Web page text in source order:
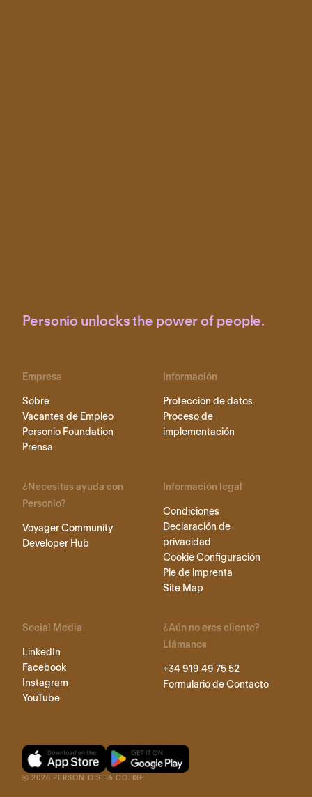
Personio unlocks the power of people.
Empresa
Sobre
Vacantes de Empleo
Personio Foundation
Prensa
Información
Protección de datos
Proceso de
implementación
¿Necesitas ayuda con
Personio?
Voyager Community
Developer Hub
Información legal
Condiciones
Declaración de
privacidad
Cookie Configuración
Pie de imprenta
Site Map
Social Media
LinkedIn
Facebook
Instagram
YouTube
¿Aún no eres cliente?
Llámanos
+34 919 49 75 52
Formulario de Contacto
© 2026 PERSONIO SE & CO. KG